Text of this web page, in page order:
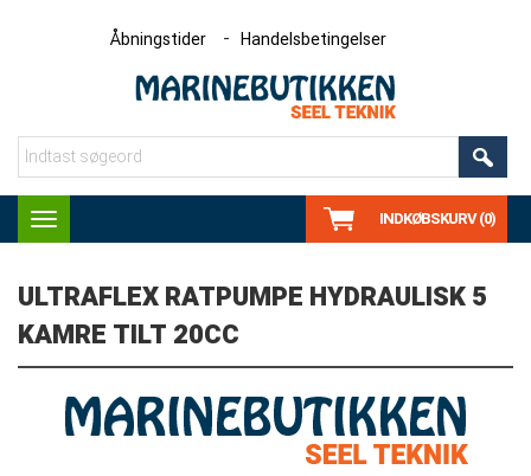
Åbningstider Handelsbetingelser
Toggle
navigation
INDKØBSKURV (0)
ULTRAFLEX RATPUMPE HYDRAULISK 5
KAMRE TILT 20CC